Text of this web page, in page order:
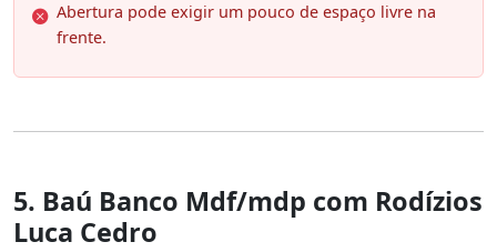
Abertura pode exigir um pouco de espaço livre na
frente.
5. Baú Banco Mdf/mdp com Rodízios
Luca Cedro